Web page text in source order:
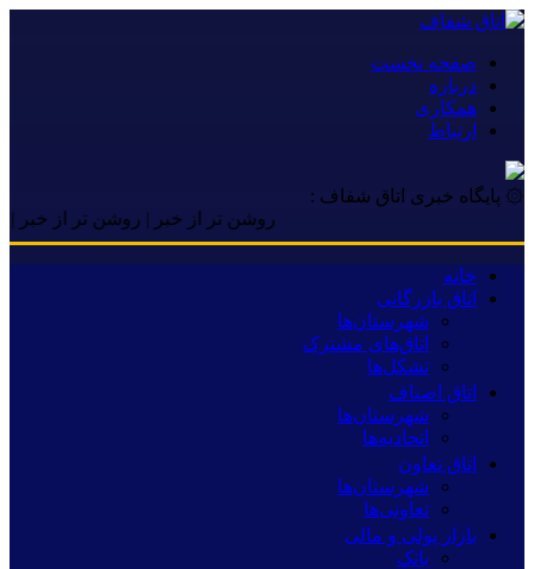
صفحه نخست
درباره
همکاری
ارتباط
۞ پایگاه خبری اتاق شفاف :
روشن تر از خبر | روشن تر از خبر |
خانه
اتاق بازرگانی
شهرستان‌ها
اتاق‌های مشترک
تشکل‌ها
اتاق اصناف
شهرستان‌ها
اتحادیه‌ها
اتاق تعاون
شهرستان‌ها
تعاونی‌ها
بازار پولی و مالی
بانک